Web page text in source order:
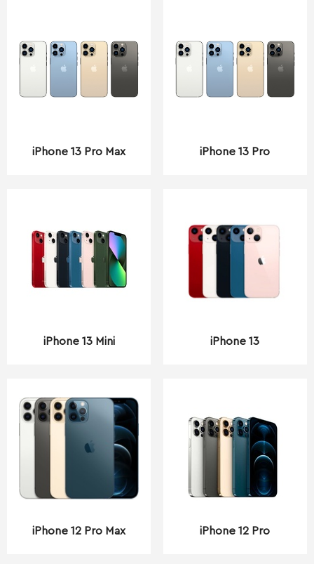
iPhone 13 Pro Max iPhone 13 Pro
iPhone 13 Mini iPhone 13
iPhone 12 Pro Max iPhone 12 Pro